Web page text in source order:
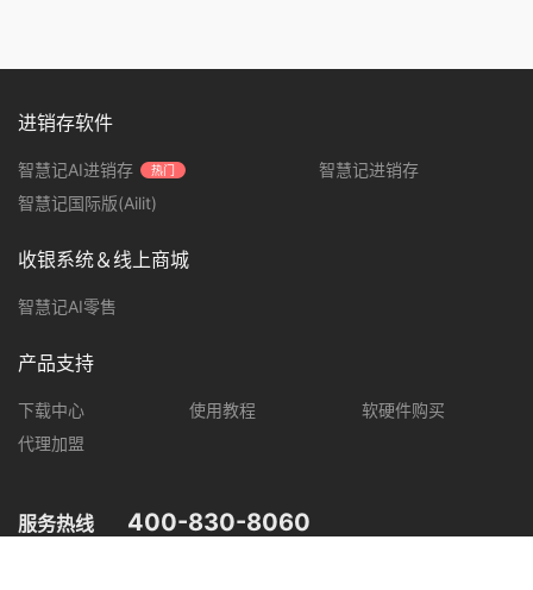
服务热线 400-830-8060
进销存软件
智慧记AI进销存 热门
智慧记进销存
智慧记国际版(Ailit)
收银系统＆线上商城
智慧记AI零售
产品支持
下载中心 使用教程
软硬件购买
代理加盟